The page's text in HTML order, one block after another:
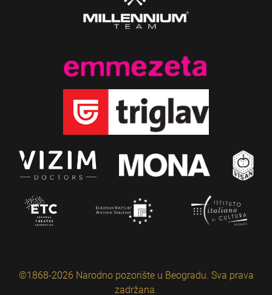
©1868-2026 Narodno pozorište u Beogradu. Sva prava
zadržana.